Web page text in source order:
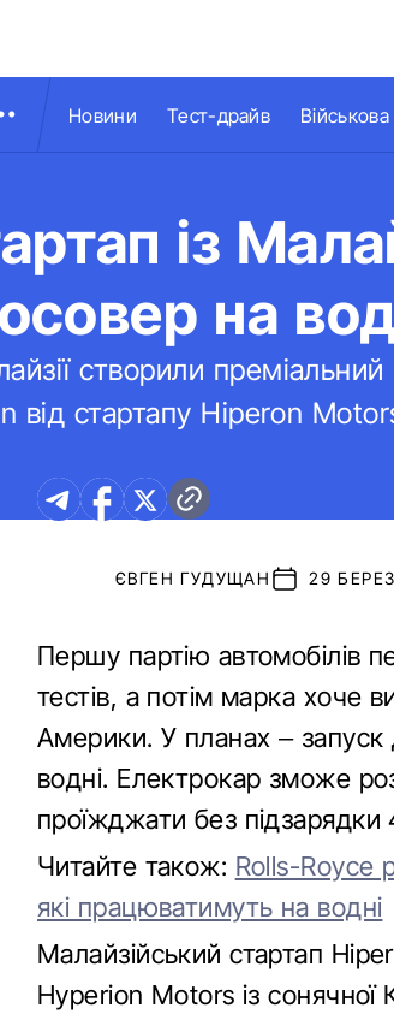
Новини Тест-драйв Військова
із
на
створили
від стартапу Hiperon
ЄВГЕН ГУДУЩАН 29
Першу партію автомобілів
тестів, а потім марка хоче
Америки. У планах – запуск
водні. Електрокар зможе
проїжджати без підзарядки
Читайте також: Rolls-Royce
які працюватимуть на водні
Малайзійський стартап
Hyperion Motors із сонячної